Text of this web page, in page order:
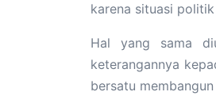
karena situasi
Hal yang sama
keterangannya
bersatu